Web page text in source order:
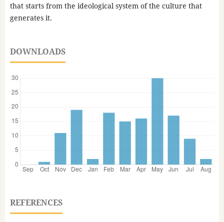
that starts from the ideological system of the culture that
generates it.
DOWNLOADS
REFERENCES